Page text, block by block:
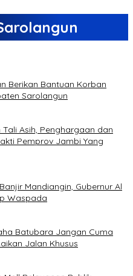
Berikan Bantuan Korban
Sarolangun
Tali Asih, Penghargaan dan
Pemprov Jambi Yang
Mandiangin, Gubernur Al
Waspada
Batubara Jangan Cuma
Jalan Khusus